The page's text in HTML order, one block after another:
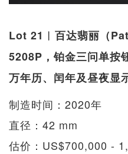
Lot 21︱百达翡丽（
5208P，铂金三问单按
万年历、闰年及昼夜显
制造时间：2020年
直径：42 mm
估价：US$700,000 -